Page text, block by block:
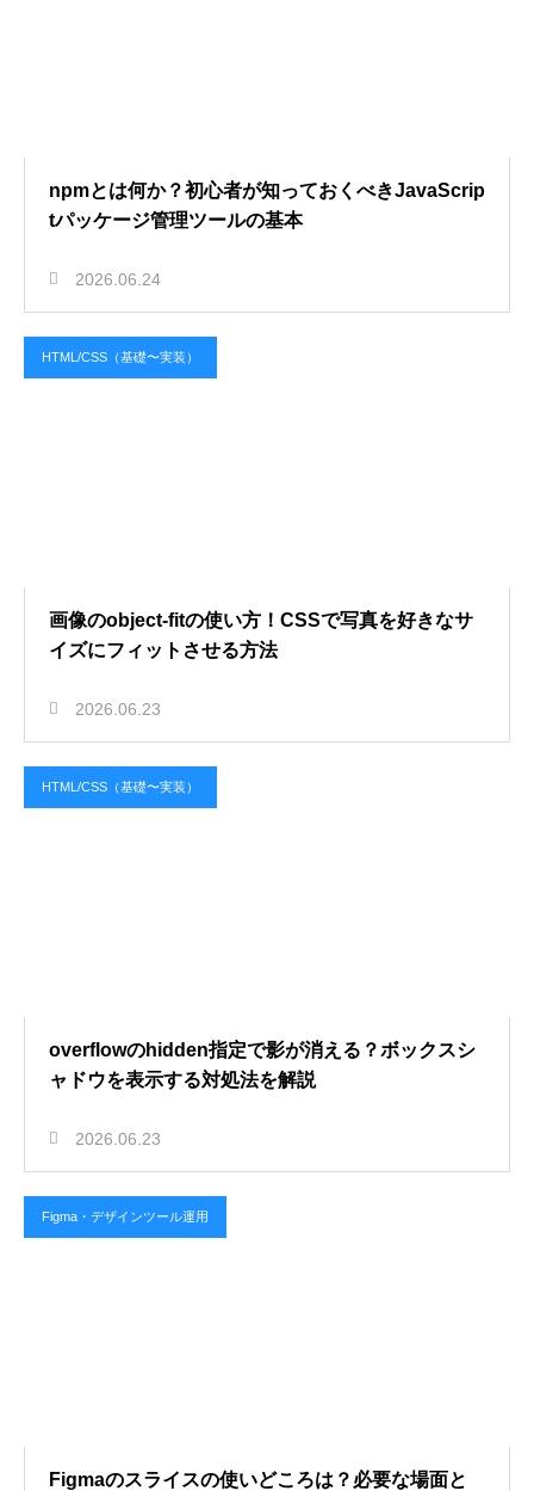
npmとは何か？初心者が知っておくべきJavaScrip
tパッケージ管理ツールの基本
2026.06.24
HTML/CSS（基礎〜実装）
画像のobject-fitの使い方！CSSで写真を好きなサ
イズにフィットさせる方法
2026.06.23
HTML/CSS（基礎〜実装）
overflowのhidden指定で影が消える？ボックスシ
ャドウを表示する対処法を解説
2026.06.23
Figma・デザインツール運用
Figmaのスライスの使いどころは？必要な場面と